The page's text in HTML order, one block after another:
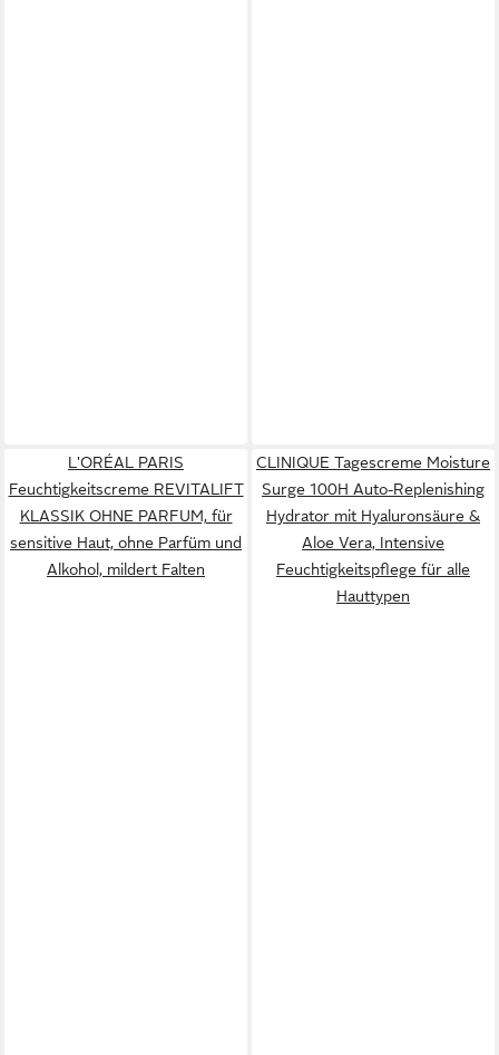
L'ORÉAL PARIS
Feuchtigkeitscreme REVITALIFT
KLASSIK OHNE PARFUM, für
sensitive Haut, ohne Parfüm und
Alkohol, mildert Falten
CLINIQUE Tagescreme Moisture
Surge 100H Auto-Replenishing
Hydrator mit Hyaluronsäure &
Aloe Vera, Intensive
Feuchtigkeitspflege für alle
Hauttypen